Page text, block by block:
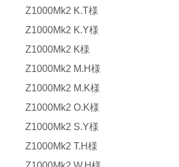
Z1000Mk2 K.T様
Z1000Mk2 K.Y様
Z1000Mk2 K様
Z1000Mk2 M.H様
Z1000Mk2 M.K様
Z1000Mk2 O.K様
Z1000Mk2 S.Y様
Z1000Mk2 T.H様